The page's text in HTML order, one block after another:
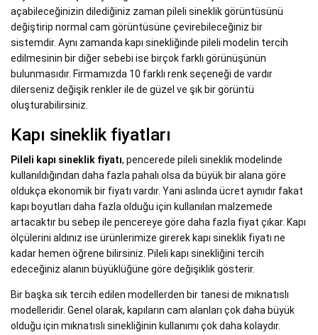
açabileceğinizin dilediğiniz zaman pileli sineklik görüntüsünü
değiştirip normal cam görüntüsüne çevirebileceğiniz bir
sistemdir. Aynı zamanda kapı sinekliğinde pileli modelin tercih
edilmesinin bir diğer sebebi ise birçok farklı görünüşünün
bulunmasıdır. Firmamızda 10 farklı renk seçeneği de vardır
dilerseniz değişik renkler ile de güzel ve şık bir görüntü
oluşturabilirsiniz.
Kapı sineklik fiyatları
Pileli kapı sineklik fiyatı, pencerede pileli sineklik modelinde
kullanıldığından daha fazla pahalı olsa da büyük bir alana göre
oldukça ekonomik bir fiyatı vardır. Yani aslında ücret aynıdır fakat
kapı boyutları daha fazla olduğu için kullanılan malzemede
artacaktır bu sebep ile pencereye göre daha fazla fiyat çıkar. Kapı
ölçülerini aldınız ise ürünlerimize girerek kapı sineklik fiyatı ne
kadar hemen öğrene bilirsiniz. Pileli kapı sinekliğini tercih
edeceğiniz alanın büyüklüğüne göre değişiklik gösterir.
Bir başka sık tercih edilen modellerden bir tanesi de mıknatıslı
modelleridir. Genel olarak, kapıların cam alanları çok daha büyük
olduğu için mıknatıslı sinekliğinin kullanımı çok daha kolaydır.